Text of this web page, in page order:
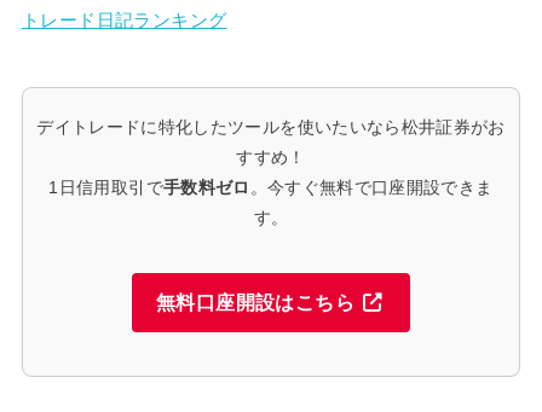
トレード日記ランキング
デイトレードに特化したツールを使いたいなら松井証券がお
すすめ！
1日信用取引で手数料ゼロ 。今すぐ無料で口座開設できま
す。
無料口座開設はこちら